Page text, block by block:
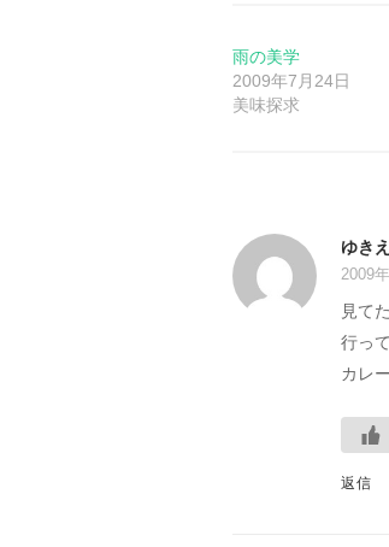
ー
ン
雨の美学
2009年7月24日
美味探求
ゆきえ
2009
見て
行っ
カレ
返信